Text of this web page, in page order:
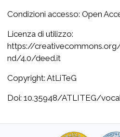
Condizioni accesso: Open
Licenza di utilizzo:
https://
nd/4.0/deed.it
Copyright: AtLiTeG
Doi: 10.35948/ATLITEG/